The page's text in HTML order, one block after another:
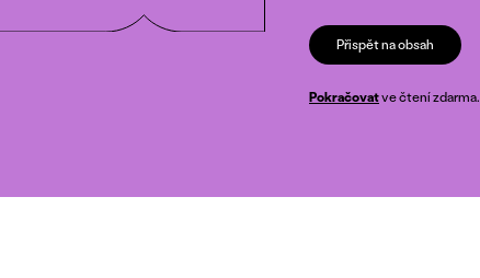
Přispět na obsah
Pokračovatve čtení zdarma.